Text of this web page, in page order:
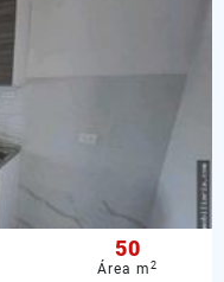
50
Área m2